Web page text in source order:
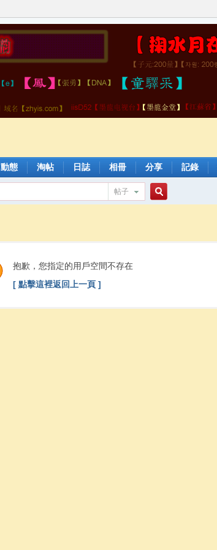
動態 淘帖 日誌 相冊 分享 記錄
帖子
抱歉，您指定的用戶空間不存在
[ 點擊這裡返回上一頁 ]